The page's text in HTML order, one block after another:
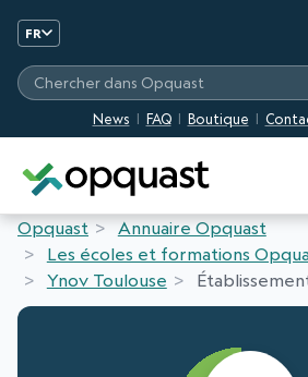
FR
News FAQ Boutique
Chercher dans Opquast
Opquast
Annuaire Opquast
Les écoles et formations
Ynov Toulouse